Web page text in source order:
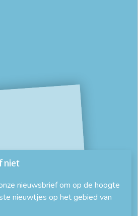
niet
nieuwsbrief om op de hoogte
nieuwtjes op het gebied van